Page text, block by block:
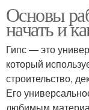
Основы
начать и
Гипс — это
который
строительство,
Его